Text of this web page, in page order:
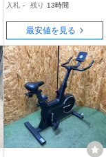
入札 - 残り 13時間
最安値を見る